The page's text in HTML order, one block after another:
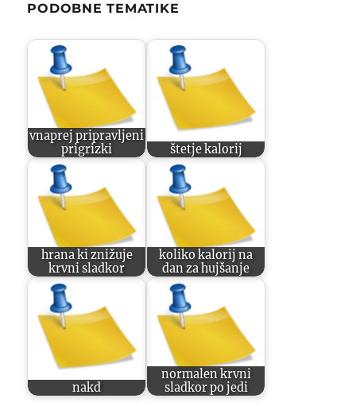
PODOBNE TEMATIKE
vnaprej pripravljeni
prigrizki
štetje kalorij
hrana ki znižuje
krvni sladkor
koliko kalorij na
dan za hujšanje
nakd
normalen krvni
sladkor po jedi